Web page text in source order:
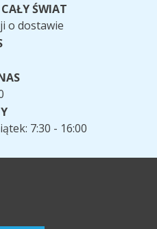
ŚWIAT
o dostawie
7:30 - 16:00